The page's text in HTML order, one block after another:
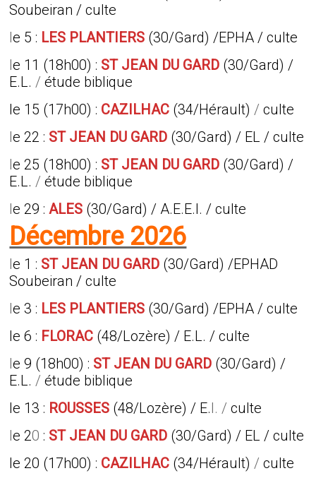
Soubeiran / culte
le 5 : LES PLANTIERS (30/Gard) /EPHA / culte
le 11 (18h00) : ST JEAN DU GARD (30/Gard) /
E.L. /étude biblique
le 15 (17h00) : CAZILHAC (34/Hérault) /culte
le 22 : ST JEAN DU GARD (30/Gard) / EL / culte
le 25 (18h00) : ST JEAN DU GARD (30/Gard) /
E.L. /étude biblique
le 29 :ALES (30/Gard) / A.E.E.I. / culte
Décembre 2026
le 1 : ST JEAN DU GARD (30/Gard) /EPHAD
Soubeiran / culte
le 3 : LES PLANTIERS (30/Gard) /EPHA / culte
le 6 : FLORAC (48/Lozère) / E.L. / culte
le 9 (18h00) : ST JEAN DU GARD (30/Gard) /
E.L. /étude biblique
le 13 : ROUSSES (48/Lozère) / E.I. /culte
le 20 : ST JEAN DU GARD (30/Gard) / EL / culte
le 20 (17h00) : CAZILHAC (34/Hérault) /culte